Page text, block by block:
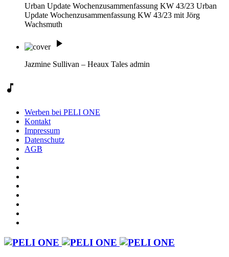
Urban Update Wochenzusammenfassung KW 43/23 Urban
Update Wochenzusammenfassung KW 43/23 mit Jörg
Wachsmuth
play_arrow
Jazmine Sullivan – Heaux Tales admin
music_note
Werben bei PELI ONE
Kontakt
Impressum
Datenschutz
AGB